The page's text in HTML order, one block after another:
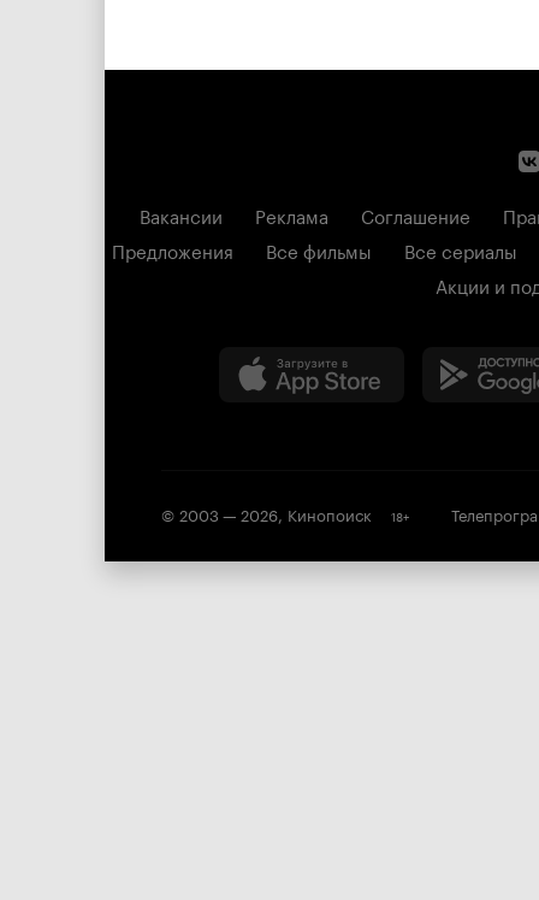
Вакансии Реклама Соглашение
Предложения
Все фильмы
Все сериалы
Акции и
© 2003 — 2026, Кинопоиск 18+